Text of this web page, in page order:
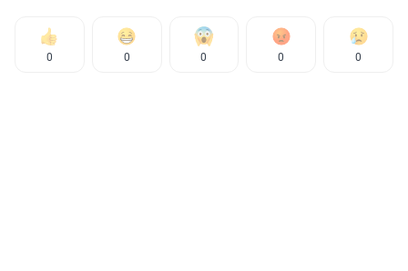
0 0 0 0 0